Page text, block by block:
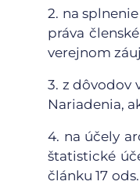
2. na
práva
verejnom
3. z dôvodov
Nariadenia,
4. na účely
štatistické
článku 17